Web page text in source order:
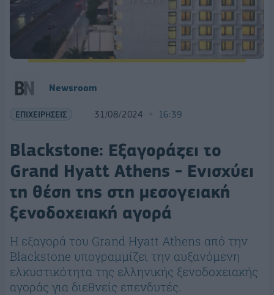
Newsroom
ΕΠΙΧΕΙΡΗΣΕΙΣ 31/08/2024 16:39
Blackstone: Εξαγοράζει το
Grand Hyatt Athens - Ενισχύει
τη θέση της στη μεσογειακή
ξενοδοχειακή αγορά
Η εξαγορά του Grand Hyatt Athens από την
Blackstone υπογραμμίζει την αυξανόμενη
ελκυστικότητα της ελληνικής ξενοδοχειακής
αγοράς για διεθνείς επενδυτές.